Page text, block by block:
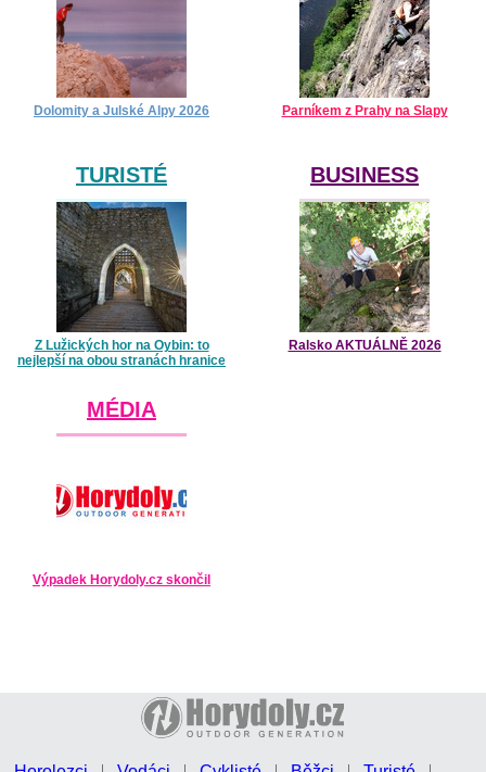
Dolomity a Julské Alpy 2026 Parníkem z Prahy na Slapy
TURISTÉ
Z Lužických hor na Oybin: to
nejlepší na obou stranách hranice
BUSINESS
Ralsko AKTUÁLNĚ 2026
MÉDIA
Výpadek Horydoly.cz skončil